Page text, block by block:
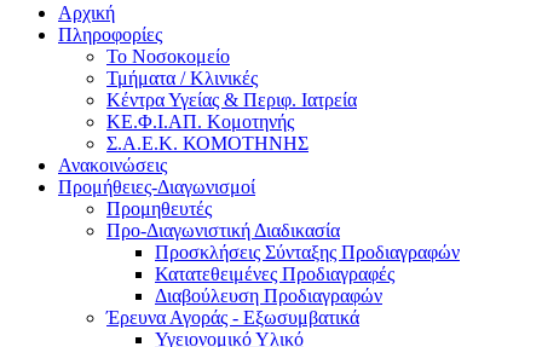
Αρχική
Πληροφορίες
Το Νοσοκομείο
Τμήματα / Κλινικές
Κέντρα Υγείας & Περιφ. Ιατρεία
ΚΕ.Φ.Ι.ΑΠ. Κομοτηνής
Σ.Α.Ε.Κ. ΚΟΜΟΤΗΝΗΣ
Ανακοινώσεις
Προμήθειες-Διαγωνισμοί
Προμηθευτές
Προ-Διαγωνιστική Διαδικασία
Προσκλήσεις Σύνταξης Προδιαγραφών
Κατατεθειμένες Προδιαγραφές
Διαβούλευση Προδιαγραφών
Έρευνα Αγοράς - Εξωσυμβατικά
Υγειονομικό Υλικό